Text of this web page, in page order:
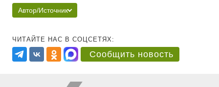
Автор/Источник
ЧИТАЙТЕ НАС В СОЦСЕТЯХ:
Сообщить новость